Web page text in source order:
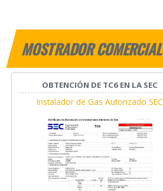
MOSTRADOR COMERCIAL
OBTENCIÓN DE TC6 EN LA SEC
Instalador de Gas Autorizado SEC